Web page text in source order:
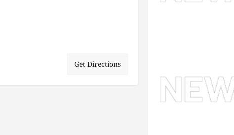
Get Directions